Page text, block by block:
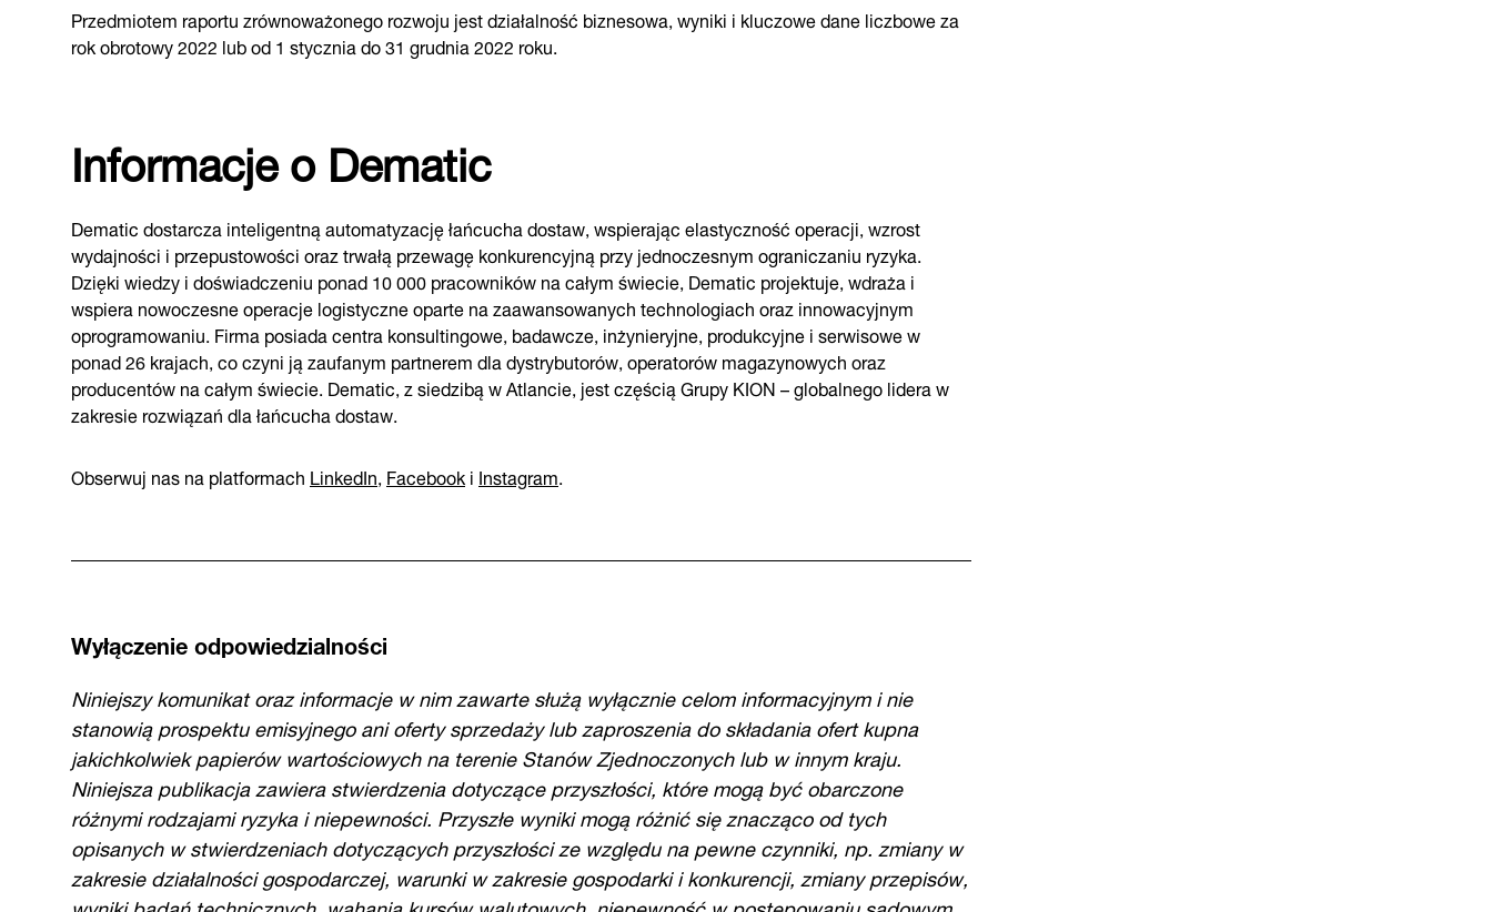
Przedmiotem raportu zrównoważonego rozwoju jest działalność biznesowa, wyniki i kluczowe dane liczbowe za
rok obrotowy 2022 lub od 1 stycznia do 31 grudnia 2022 roku.
Informacje o Dematic
Dematic dostarcza inteligentną automatyzację łańcucha dostaw, wspierając elastyczność operacji, wzrost
wydajności i przepustowości oraz trwałą przewagę konkurencyjną przy jednoczesnym ograniczaniu ryzyka.
Dzięki wiedzy i doświadczeniu ponad 10 000 pracowników na całym świecie, Dematic projektuje, wdraża i
wspiera nowoczesne operacje logistyczne oparte na zaawansowanych technologiach oraz innowacyjnym
oprogramowaniu. Firma posiada centra konsultingowe, badawcze, inżynieryjne, produkcyjne i serwisowe w
ponad 26 krajach, co czyni ją zaufanym partnerem dla dystrybutorów, operatorów magazynowych oraz
producentów na całym świecie. Dematic, z siedzibą w Atlancie, jest częścią Grupy KION – globalnego lidera w
zakresie rozwiązań dla łańcucha dostaw.
Obserwuj nas na platformachLinkedIn,FacebookiInstagram.
Wyłączenie odpowiedzialności
Niniejszy komunikat oraz informacje w nim zawarte służą wyłącznie celom informacyjnym i nie
stanowią prospektu emisyjnego ani oferty sprzedaży lub zaproszenia do składania ofert kupna
jakichkolwiek papierów wartościowych na terenie Stanów Zjednoczonych lub w innym kraju.
Niniejsza publikacja zawiera stwierdzenia dotyczące przyszłości, które mogą być obarczone
różnymi rodzajami ryzyka i niepewności. Przyszłe wyniki mogą różnić się znacząco od tych
opisanych w stwierdzeniach dotyczących przyszłości ze względu na pewne czynniki, np. zmiany w
zakresie działalności gospodarczej, warunki w zakresie gospodarki i konkurencji, zmiany przepisów,